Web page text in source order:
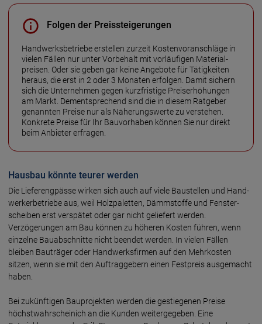
Folgen der Preissteigerungen
Handwerksbetriebe erstellen zurzeit Kostenvor­anschläge in
vielen Fällen nur unter Vor­behalt mit vor­läufigen Material­
preisen. Oder sie geben gar keine Angebote für Tätig­keiten
heraus, die erst in 2 oder 3 Monaten erfolgen. Damit sichern
sich die Unter­nehmen gegen kurz­fristige Preis­erhöhungen
am Markt. Dement­sprechend sind die in diesem Ratgeber
genannten Preise nur als Näherungs­werte zu verstehen.
Konkrete Preise für Ihr Bauvor­haben können Sie nur direkt
beim Anbieter erfragen.
Hausbau könnte teurer werden
Die Lieferengpässe wirken sich auch auf viele Baustellen und Hand­
werker­betriebe aus, weil Holz­paletten, Dämm­stoffe und Fenster­
scheiben erst verspätet oder gar nicht geliefert werden.
Verzögerungen am Bau können zu höheren Kosten führen, wenn
einzelne Bauab­schnitte nicht beendet werden. In vielen Fällen
bleiben Bauträger oder Handwerks­firmen auf den Mehr­kosten
sitzen, wenn sie mit den Auftrag­gebern einen Festpreis ausgemacht
haben.
Bei zukünftigen Bauprojekten werden die gestiegenen Preise
höchst­wahrscheinich an die Kunden weitergegeben. Eine